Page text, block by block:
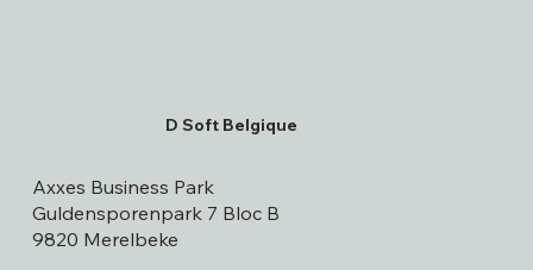
D Soft Belgique
Axxes Business Park
Guldensporenpark 7 Bloc B
9820 Merelbeke